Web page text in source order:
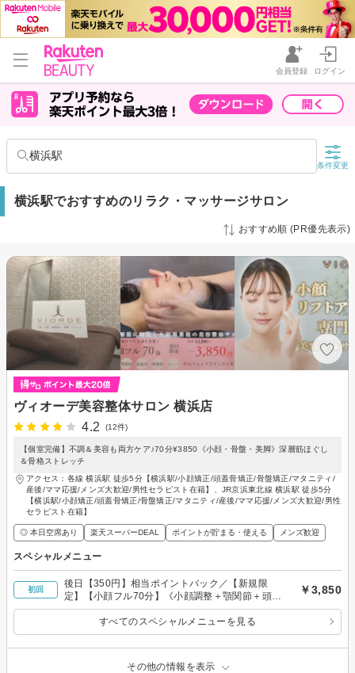
会員登録 ログイン
横浜駅
条件変更
横浜駅でおすすめのリラク・マッサージサロン
おすすめ順 (PR優先表示)
ヴィオーデ美容整体サロン 横浜店
4.2
(12件)
【個室完備】不調＆美容も両方ケア♪70分¥3850《小顔・骨盤・美脚》深層筋ほぐし
＆骨格ストレッチ
アクセス：各線 横浜駅 徒歩5分【横浜駅/小顔矯正/頭蓋骨矯正/骨盤矯正/マタニティ/
産後/ママ応援/メンズ大歓迎/男性セラピスト在籍】、JR京浜東北線 横浜駅 徒歩5分
【横浜駅/小顔矯正/頭蓋骨矯正/骨盤矯正/マタニティ/産後/ママ応援/メンズ大歓迎/男性
セラピスト在籍】
◎ 本日空席あり 楽天スーパーDEAL ポイントが貯まる・使える メンズ歓迎
スペシャルメニュー
初回
後日【350円】相当ポイントバック／【新規限
定】【小顔フル70分】《小顔調整＋顎関節＋頭蓋
骨＋顔脂肪分解＋リンパ》
￥3,850
すべてのスペシャルメニューを見る
その他の情報を表示